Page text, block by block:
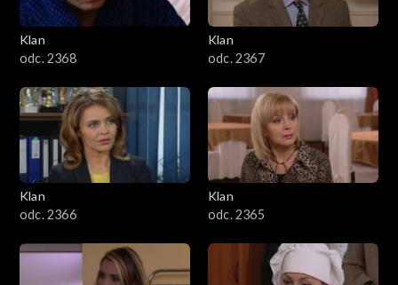
Klan
odc. 2368
Klan
odc. 2367
Klan
odc. 2366
Klan
odc. 2365